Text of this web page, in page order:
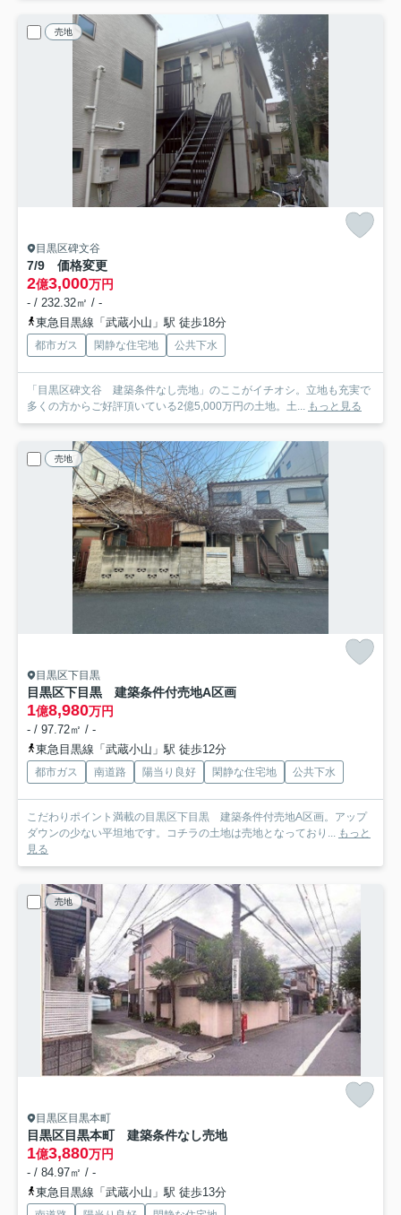
売地
目黒区碑文谷
7/9 価格変更
2億3,000万円
- / 232.32㎡ / -
東急目黒線「武蔵小山」駅 徒歩18分
都市ガス 閑静な住宅地 公共下水
「目黒区碑文谷 建築条件なし売地」のここがイチオシ。立地も充実で
多くの方からご好評頂いている2億5,000万円の土地。土... もっと見る
売地
目黒区下目黒
目黒区下目黒 建築条件付売地A区画
1億8,980万円
- / 97.72㎡ / -
東急目黒線「武蔵小山」駅 徒歩12分
都市ガス 南道路 陽当り良好 閑静な住宅地 公共下水
こだわりポイント満載の目黒区下目黒 建築条件付売地A区画。アップ
ダウンの少ない平坦地です。コチラの土地は売地となっており... もっと
見る
売地
目黒区目黒本町
目黒区目黒本町 建築条件なし売地
1億3,880万円
- / 84.97㎡ / -
東急目黒線「武蔵小山」駅 徒歩13分